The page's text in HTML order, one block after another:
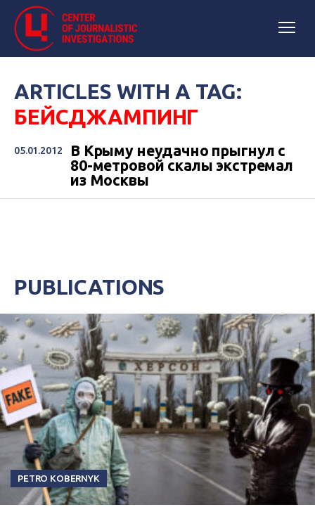
ARTICLES WITH A TAG:
БЕЙСДЖАМПИНГ
05.01.2012
В Крыму неудачно прыгнул с
80-метровой скалы экстремал
из Москвы
PUBLICATIONS
PETRO KOBERNYK